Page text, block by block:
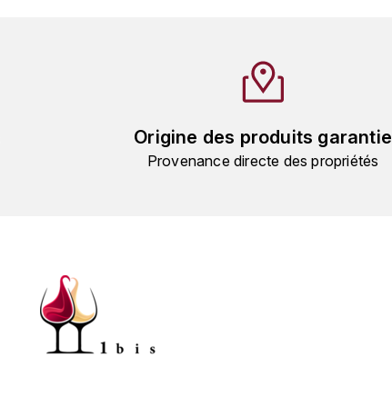
Origine des produits garantie
Provenance directe des propriétés